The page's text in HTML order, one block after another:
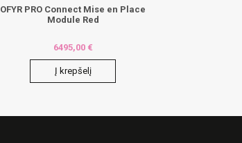
OFYR PRO Connect Mise en Place
Module Red
6495,00 €
Į krepšelį